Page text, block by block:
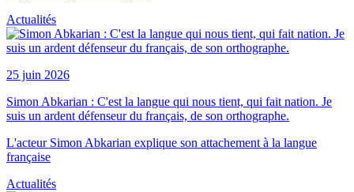
Actualités
25 juin 2026
Simon Abkarian : C'est la langue qui nous tient, qui fait nation. Je
suis un ardent défenseur du français, de son orthographe.
L'acteur Simon Abkarian explique son attachement à la langue
française
Actualités